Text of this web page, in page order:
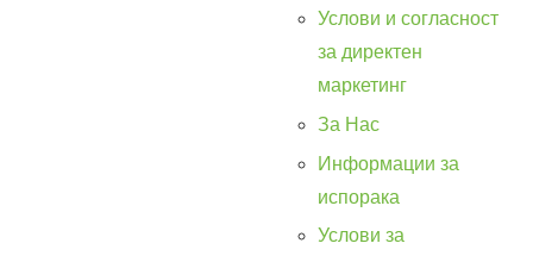
Услови и согласност
за директен
маркетинг
За Нас
Информации за
испорака
Услови за